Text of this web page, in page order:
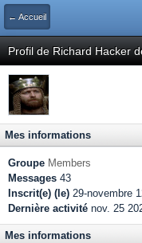
← Accueil
Profil de Richard Hacker
Mes informations
Groupe Members
Messages 43
Inscrit(e) (le) 29-novembre
Dernière activité nov. 25
Mes informations